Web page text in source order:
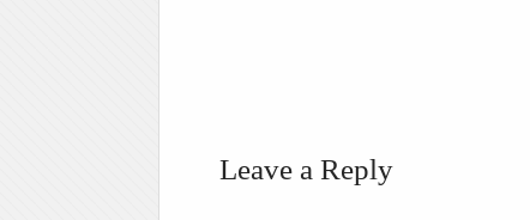
Leave a Reply